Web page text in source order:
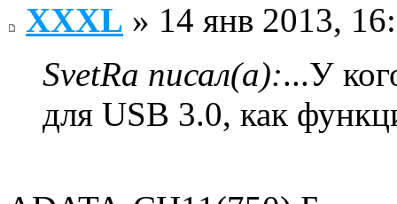
XXXL » 14 янв 2013,
SvetRa писал(а):...У
для USB 3.0, как